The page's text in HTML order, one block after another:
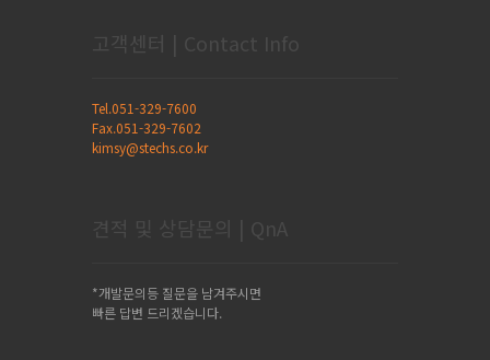
고객센터 | Contact Info
Tel.051-329-7600
Fax.051-329-7602
kimsy@stechs.co.kr
견적 및 상담문의 | QnA
*개발문의등 질문을 남겨주시면
빠른 답변 드리겠습니다.